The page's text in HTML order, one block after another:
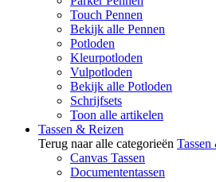
Touch Pennen
Bekijk alle Pennen
Potloden
Kleurpotloden
Vulpotloden
Bekijk alle Potloden
Schrijfsets
Toon alle artikelen
Tassen & Reizen
Terug naar alle categorieën
Canvas Tassen
Documententassen